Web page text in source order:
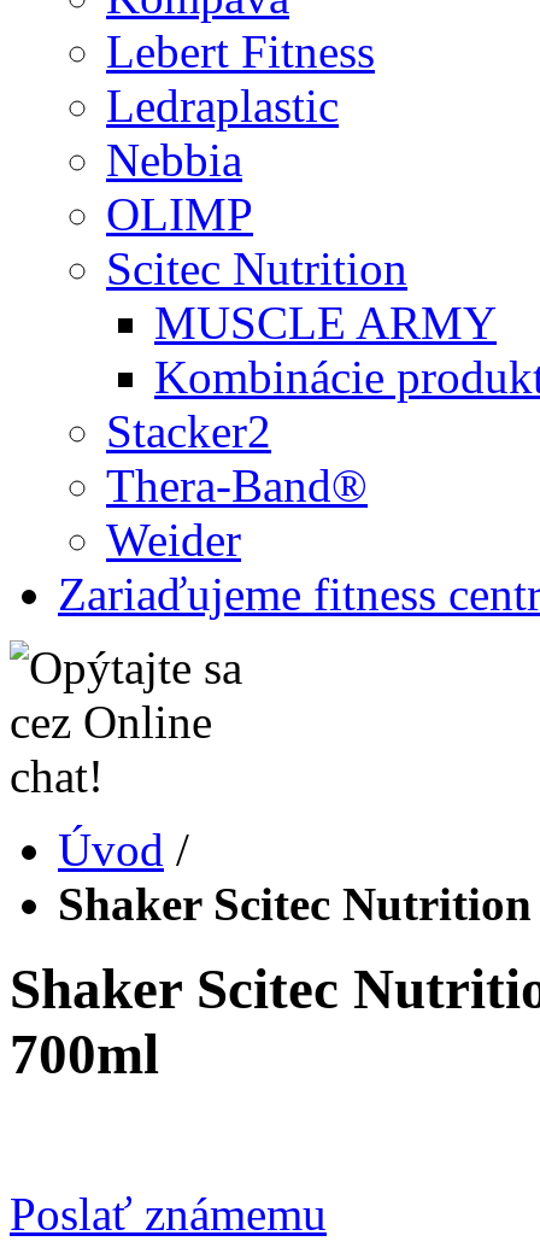
Lebert Fitness
Ledraplastic
Nebbia
OLIMP
Scitec Nutrition
MUSCLE ARMY
Kombinácie
Stacker2
Thera-Band®
Weider
Zariaďujeme fitness
Úvod /
Shaker Scitec
Shaker Scitec
700ml
Poslať známemu